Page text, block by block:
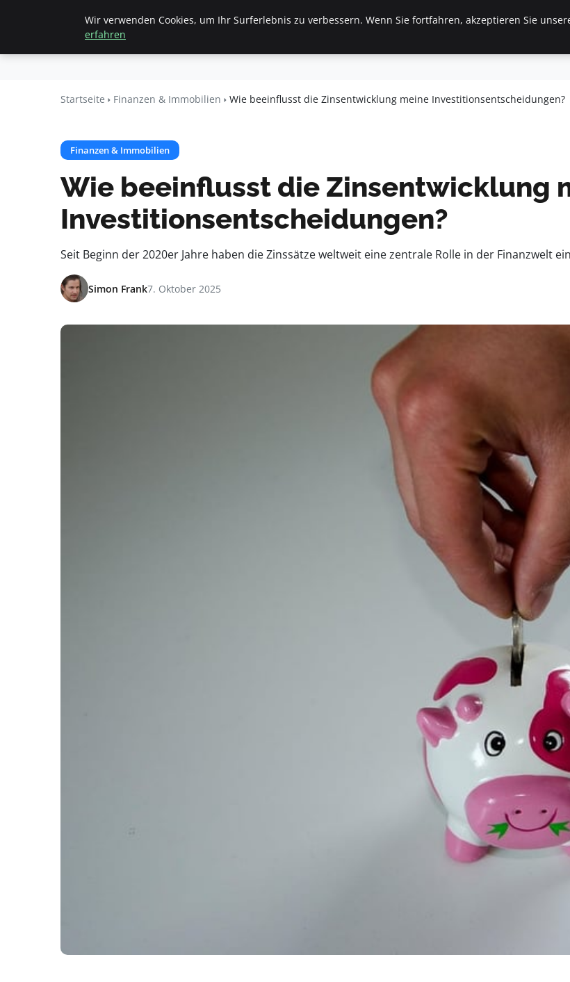
Geheimesleb
Startseite Finanzen & Immobilien Frauen / Mode
Startseite Finanzen & Immobilien Wie beeinflusst die Zinsentwicklung meine Investitionsentscheidungen?
Finanzen & Immobilien
Wie beeinflusst die Zinsentwicklung
Investitionsentscheidungen?
Seit Beginn der 2020er Jahre haben die Zinssätze weltweit eine zentrale Rolle in der Finanzwelt
Simon Frank7. Oktober 2025
Wir verwenden Cookies, um Ihr Surferlebnis zu verbessern. Wenn Sie fortfahren, akzeptieren Sie
erfahren